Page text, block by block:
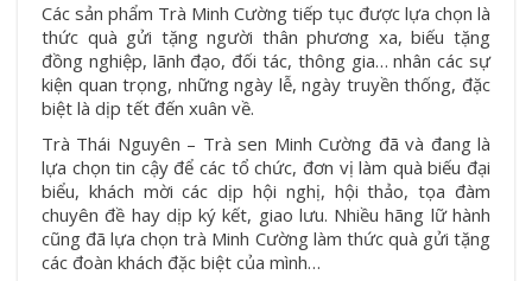
Các sản phẩm Trà Minh Cường tiếp tục được lựa chọn là
thức quà gửi tặng người thân phương xa, biếu tặng
đồng nghiệp, lãnh đạo, đối tác, thông gia… nhân các sự
kiện quan trọng, những ngày lễ, ngày truyền thống, đặc
biệt là dịp tết đến xuân về.
Trà Thái Nguyên – Trà sen Minh Cường đã và đang là
lựa chọn tin cậy để các tổ chức, đơn vị làm quà biếu đại
biểu, khách mời các dịp hội nghị, hội thảo, tọa đàm
chuyên đề hay dịp ký kết, giao lưu. Nhiều hãng lữ hành
cũng đã lựa chọn trà Minh Cường làm thức quà gửi tặng
các đoàn khách đặc biệt của mình…